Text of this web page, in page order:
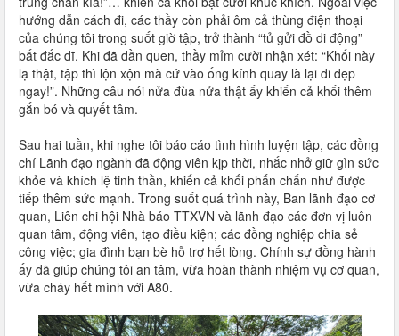
hướng dẫn cách đi, các thầy còn phải ôm cả thùng điện thoại
của chúng tôi trong suốt giờ tập, trở thành “tủ gửi đồ di động”
bất đắc dĩ. Khi đã dần quen, thầy mỉm cười nhận xét: “Khối này
lạ thật, tập thì lộn xộn mà cứ vào ống kính quay là lại đi đẹp
ngay!”. Những câu nói nửa đùa nửa thật ấy khiến cả khối thêm
gắn bó và quyết tâm.
Sau hai tuần, khi nghe tôi báo cáo tình hình luyện tập, các đồng
chí Lãnh đạo ngành đã động viên kịp thời, nhắc nhở giữ gìn sức
khỏe và khích lệ tinh thần, khiến cả khối phấn chấn như được
tiếp thêm sức mạnh. Trong suốt quá trình này, Ban lãnh đạo cơ
quan, Liên chi hội Nhà báo TTXVN và lãnh đạo các đơn vị luôn
quan tâm, động viên, tạo điều kiện; các đồng nghiệp chia sẻ
công việc; gia đình bạn bè hỗ trợ hết lòng. Chính sự đồng hành
ấy đã giúp chúng tôi an tâm, vừa hoàn thành nhiệm vụ cơ quan,
vừa cháy hết mình với A80.